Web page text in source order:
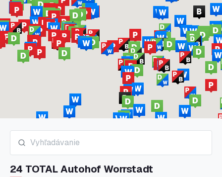
24 TOTAL Autohof Worrstadt